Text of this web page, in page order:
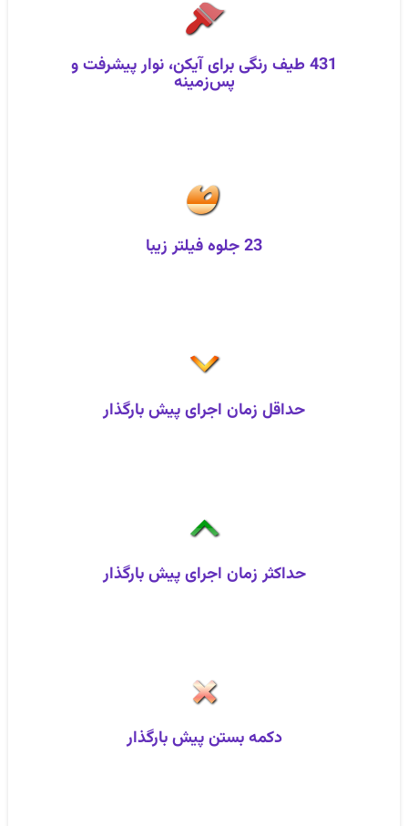
431 طیف رنگی برای آیکن، نوار پیشرفت و
پس‌زمینه
23 جلوه فیلتر زیبا
حداقل زمان اجرای پیش‌ بارگذار
حداکثر زمان اجرای پیش‌ بارگذار
دکمه بستن پیش‌ بارگذار